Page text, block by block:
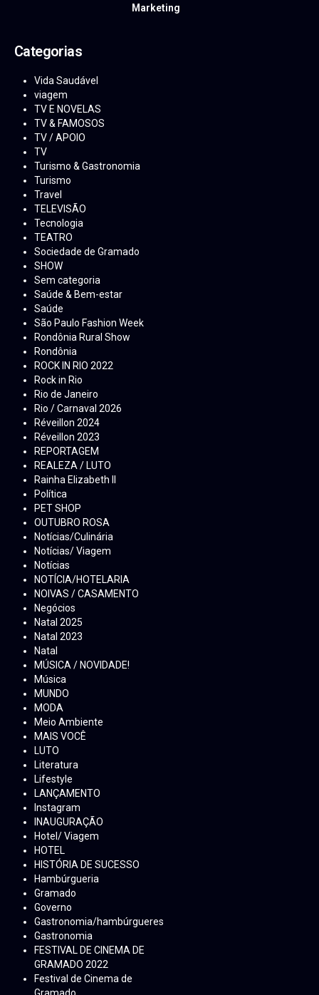
Marketing
Categorias
Vida Saudável
viagem
TV E NOVELAS
TV & FAMOSOS
TV / APOIO
TV
Turismo & Gastronomia
Turismo
Travel
TELEVISÃO
Tecnologia
TEATRO
Sociedade de Gramado
SHOW
Sem categoria
Saúde & Bem-estar
Saúde
São Paulo Fashion Week
Rondônia Rural Show
Rondônia
ROCK IN RIO 2022
Rock in Rio
Rio de Janeiro
Rio / Carnaval 2026
Réveillon 2024
Réveillon 2023
REPORTAGEM
REALEZA / LUTO
Rainha Elizabeth ll
Política
PET SHOP
OUTUBRO ROSA
Notícias/Culinária
Notícias/ Viagem
Notícias
NOTÍCIA/HOTELARIA
NOIVAS / CASAMENTO
Negócios
Natal 2025
Natal 2023
Natal
MÚSICA / NOVIDADE!
Música
MUNDO
MODA
Meio Ambiente
MAIS VOCÊ
LUTO
Literatura
Lifestyle
LANÇAMENTO
Instagram
INAUGURAÇÃO
Hotel/ Viagem
HOTEL
HISTÓRIA DE SUCESSO
Hambúrgueria
Gramado
Governo
Gastronomia/hambúrgueres
Gastronomia
FESTIVAL DE CINEMA DE
GRAMADO 2022
Festival de Cinema de